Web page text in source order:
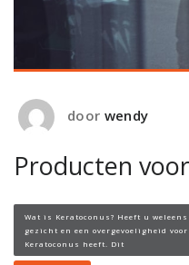
door wendy
Producten
Wat is Keratoconus? Heeft u
gezicht en een overgevoeligheid
Keratoconus heeft. Dit